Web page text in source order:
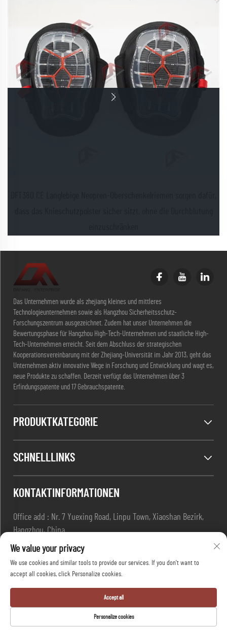
Das Unternehmen wurde als zhejiang kleines und mittleres
Technologieunternehmen sowie als Hangzhou Sicherheitsschutz-
Forschungszentrum ausgezeichnet. Zudem hat unser Unternehmen die
Bewertungsphase für Hangzhou High-Tech-Unternehmen und staatliche High-
Tech-Unternehmen erreicht. Seit dem Abschluss der strategischen
Kooperationsvereinbarung mit der Zhejiang-Universität im Jahr 2013, geht das
Unternehmen aktiv innovative Wege in Forschung und Entwicklung und wagt es,
neue Produkte zu schaffen. Derzeit verfügt das Unternehmen über 3
Erfindungspatente und 17 Gebrauchspatente.
PRODUKTKATEGORIE
SCHNELLLINKS
KONTAKTINFORMATIONEN
Office add : Nr. 7 Yuexing Road, Linpu Town, Xiaoshan Bezirk,
Hangzhou, China
E-Mail:
[email protected]
+86-13967169961
Copyright © Hangzhou Dafang Safety Co.,ltd Alle Rechte
vorbehalten - Datenschutzrichtlinie- BLOG
We value your privacy
We use cookies and similar tools to provide our services. If you don't want to
accept all cookies, click Personalize cookies.
Personalize cookies
Accept all